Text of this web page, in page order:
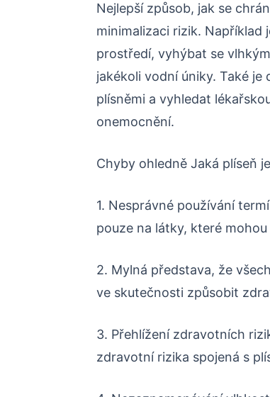
Nejlepší způsob, jak se
minimalizaci rizik. Například
prostředí, vyhýbat se
jakékoli vodní úniky. Také
plísněmi a vyhledat
onemocnění.
Chyby ohledně Jaká plíseň
1. Nesprávné používání
pouze na látky, které
2. Mylná představa, že
ve skutečnosti způsobit
3. Přehlížení zdravotních
zdravotní rizika spojená s